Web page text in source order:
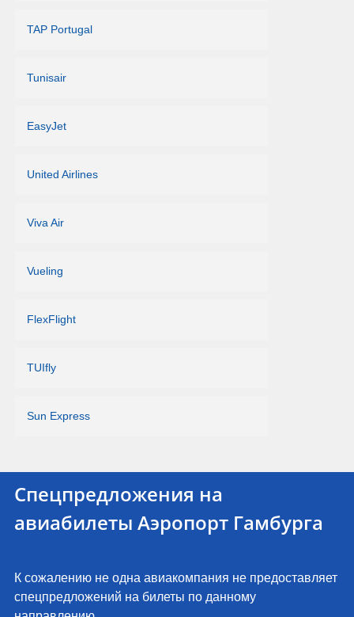
TAP Portugal
Tunisair
EasyJet
United Airlines
Viva Air
Vueling
FlexFlight
TUIfly
Sun Express
Спецпредложения на
авиабилеты Аэропорт Гамбурга
К сожалению не одна авиакомпания не предоставляет
спецпредложений на билеты по данному